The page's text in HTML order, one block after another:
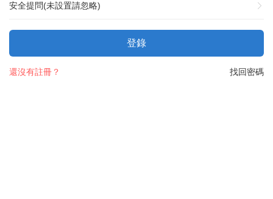
安全提問(未設置請忽略)
登錄
找回密碼
還沒有註冊？